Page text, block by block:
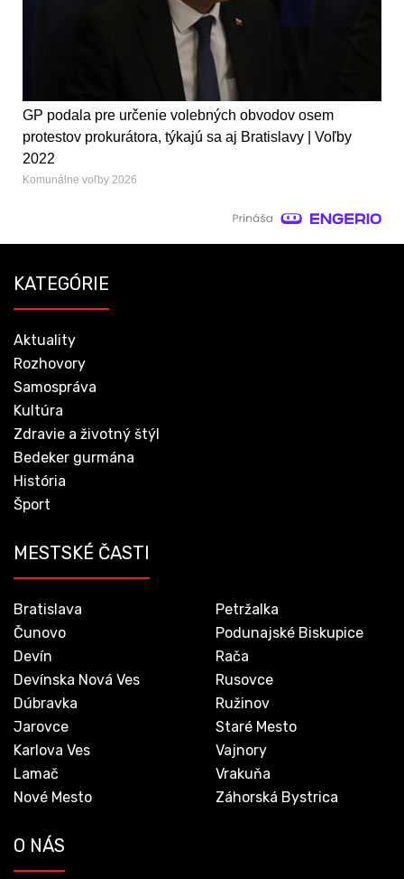
GP podala pre určenie volebných obvodov osem
protestov prokurátora, týkajú sa aj Bratislavy | Voľby
2022
Komunálne voľby 2026
KATEGÓRIE
Aktuality
Rozhovory
Samospráva
Kultúra
Zdravie a životný štýl
Bedeker gurmána
História
Šport
MESTSKÉ ČASTI
Bratislava
Čunovo
Devín
Devínska Nová Ves
Dúbravka
Jarovce
Karlova Ves
Lamač
Nové Mesto
Petržalka
Podunajské Biskupice
Rača
Rusovce
Ružinov
Staré Mesto
Vajnory
Vrakuňa
Záhorská Bystrica
O NÁS